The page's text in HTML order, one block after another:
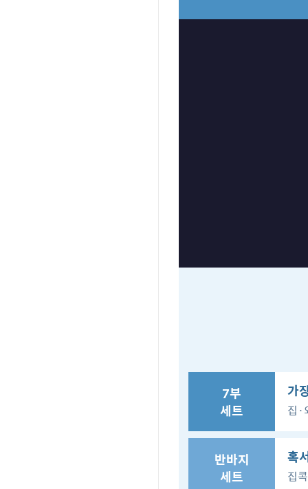
7부
세트
가
집·
반바지
세트
혹
집